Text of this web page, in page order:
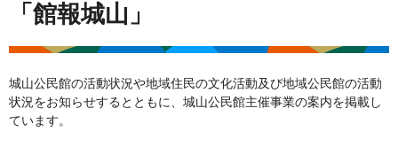
「館報城山」
城山公民館の活動状況や地域住民の文化活動及び地域公民館の活動
状況をお知らせするとともに、城山公民館主催事業の案内を掲載し
ています。